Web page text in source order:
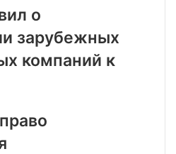
о
зарубежных
компаний к